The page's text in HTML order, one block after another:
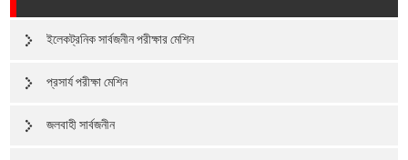
ইলেকট্রনিক সার্বজনীন পরীক্ষার মেশিন
প্রসার্য পরীক্ষা মেশিন
জলবাহী সার্বজনীন